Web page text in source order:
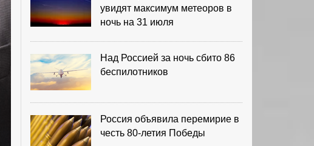
увидят максимум метеоров в
ночь на 31 июля
Над Россией за ночь сбито 86
беспилотников
Россия объявила перемирие в
честь 80-летия Победы